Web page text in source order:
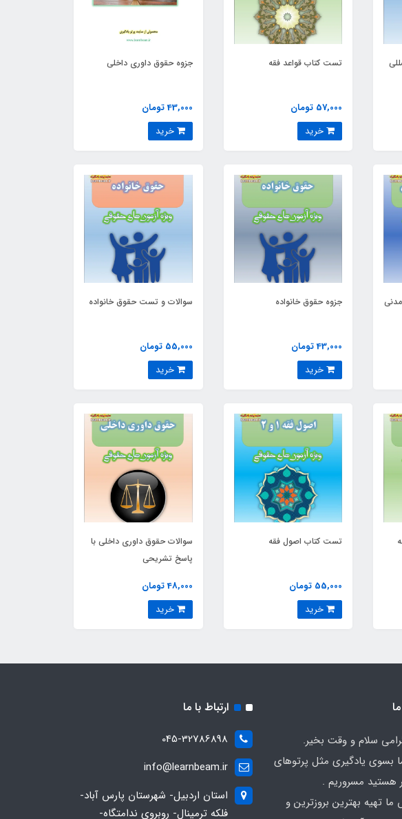
تست کتاب قواعد فقه
57,000 تومان
جزوه حقوق داوری داخلی
43,000 تومان
خرید
جزوه حقوق خانواده
43,000 تومان
سوالات و تست حقوق خانواده
55,000 تومان
خرید
تست کتاب اصول فقه
55,000 تومان
سوالات حقوق داوری داخلی با
پاسخ تشریحی
48,000 تومان
خرید
سلام و وقت بخیر.
ما بسوی یادگیری مثل پرتوهای
هستید مسروریم .
تهیه بهترین بروزترین و
ارتباط با ما
045-32786898
info@learnbeam.ir
استان اردبیل- شهرستان پارس آباد-
فلکه ترمینال- روبروی ندامتگاه-